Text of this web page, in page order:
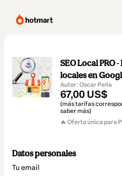
SEO Local PRO
locales en
Autor: Oscar Peña
67,00 US$
(más tarifas
saber más)
🔥 Oferta única para
Datos personales
Tu email